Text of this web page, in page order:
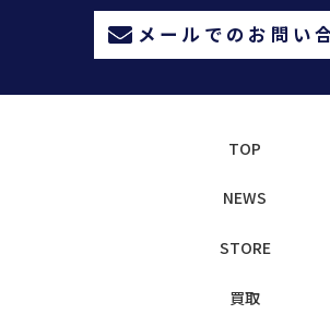
メールでのお問い
TOP
NEWS
STORE
買取